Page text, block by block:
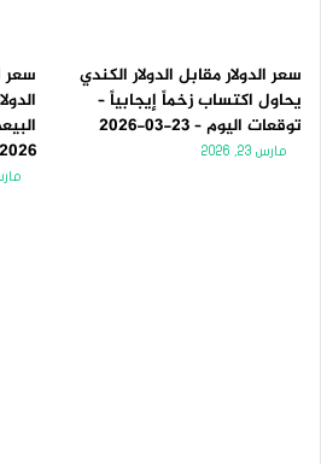
سعر الدولار مقابل الدولار الكندي
يحاول اكتساب زخماً إيجابياً –
توقعات اليوم – 23-03-2026
مارس 23, 2026
سعر
2026
مارس 23,